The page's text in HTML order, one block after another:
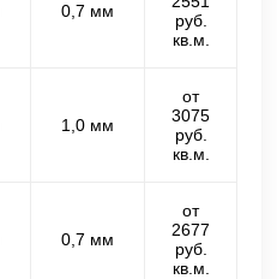
0,7 мм
руб.
кв.м.
1,0 мм
от
3075
руб.
кв.м.
0,7 мм
от
2677
руб.
кв.м.